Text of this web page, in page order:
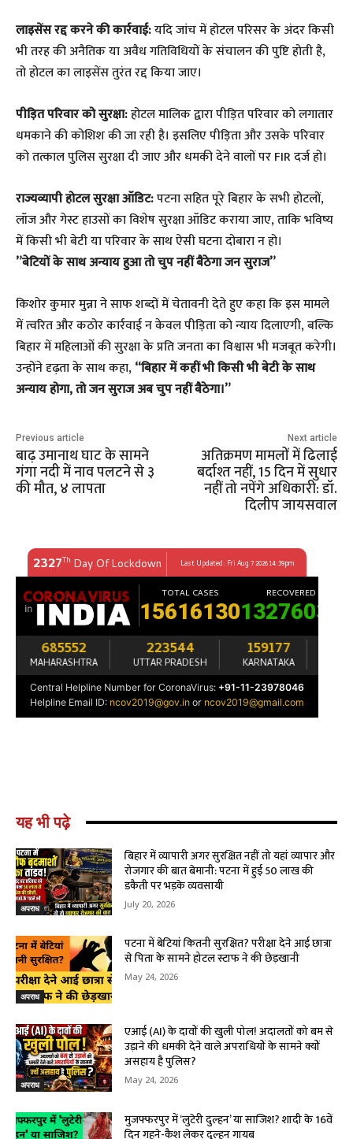
लाइसेंस रद्द करने की कार्रवाई:यदि जांच में होटल परिसर के अंदर किसी
भी तरह की अनैतिक या अवैध गतिविधियों के संचालन की पुष्टि होती है,
तो होटल का लाइसेंस तुरंत रद्द किया जाए।
पीड़ित परिवार को सुरक्षा:होटल मालिक द्वारा पीड़ित परिवार को लगातार
धमकाने की कोशिश की जा रही है। इसलिए पीड़िता और उसके परिवार
को तत्काल पुलिस सुरक्षा दी जाए और धमकी देने वालों पर FIR दर्ज हो।
राज्यव्यापी होटल सुरक्षा ऑडिट:पटना सहित पूरे बिहार के सभी होटलों,
लॉज और गेस्ट हाउसों का विशेष सुरक्षा ऑडिट कराया जाए, ताकि भविष्य
में किसी भी बेटी या परिवार के साथ ऐसी घटना दोबारा न हो।
​”बेटियों के साथ अन्याय हुआ तो चुप नहीं बैठेगा जन सुराज”
​किशोर कुमार मुन्ना ने साफ शब्दों में चेतावनी देते हुए कहा कि इस मामले
में त्वरित और कठोर कार्रवाई न केवल पीड़िता को न्याय दिलाएगी, बल्कि
बिहार में महिलाओं की सुरक्षा के प्रति जनता का विश्वास भी मजबूत करेगी।
उन्होंने दृढ़ता के साथ कहा,“बिहार में कहीं भी किसी भी बेटी के साथ
अन्याय होगा, तो जन सुराज अब चुप नहीं बैठेगा।”
Previous article
बाढ़ उमानाथ घाट के सामने
गंगा नदी में नाव पलटने से ३
की मौत, ४ लापता
Next article
अतिक्रमण मामलों में ढिलाई
बर्दाश्त नहीं, 15 दिन में सुधार
नहीं तो नपेंगे अधिकारी: डॉ.
दिलीप जायसवाल
यह भी पढ़े
अपराध
बिहार में व्यापारी अगर सुरक्षित नहीं तो यहां व्यापार और
रोजगार की बात बेमानी: पटना में हुई ₹50 लाख की
डकैती पर भड़के व्यवसायी
July 20, 2026
अपराध
पटना में बेटियां कितनी सुरक्षित? परीक्षा देने आई छात्रा
से पिता के सामने होटल स्टाफ ने की छेड़खानी
May 24, 2026
अपराध
एआई (AI) के दावों की खुली पोल! अदालतों को बम से
उड़ाने की धमकी देने वाले अपराधियों के सामने क्यों
असहाय है पुलिस?
May 24, 2026
मुजफ्फरपुर में ‘लुटेरी दुल्हन’ या साजिश? शादी के 16वें
दिन गहने-कैश लेकर दुल्हन गायब